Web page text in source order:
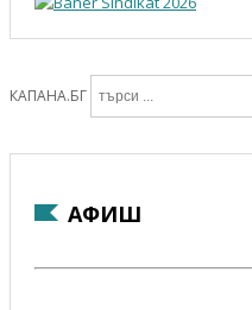
КАПАНА.БГ
АФИШ